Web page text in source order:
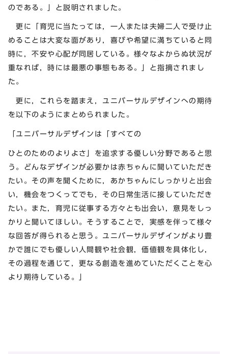
のである。」と説明されました。
更に「育児に当たっては，一人または夫婦二人で受け止
めることは大変な面があり，喜びや希望に満ちていると同
時に，不安や心配が同居している。様々なよからぬ状況が
重なれば，時には最悪の事態もある。」と指摘されまし
た。
更に，これらを踏まえ，ユニバーサルデザインへの期待
を以下のようにまとめられました。
「ユニバーサルデザインは「すべての
ひとのためのよりよさ」を追求する優しい分野であると思
う。どんなデザインが必要かは赤ちゃんに聞いていただき
たい。その声を聞くために，あかちゃんにしっかりと出会
い，機会をつくってでも，その日常生活に接していただき
たい。また，育児に従事する方々とも出会い，意見をしっ
かりと聞いてほしい。そうすることで，実感を伴って様々
な回答が得られると思う。ユニバーサルデザインがより豊
かで誰にでも優しい人間観や社会観，価値観を具体化し，
その過程を通じて，更なる創造を進めていただくことを心
より期待している。」